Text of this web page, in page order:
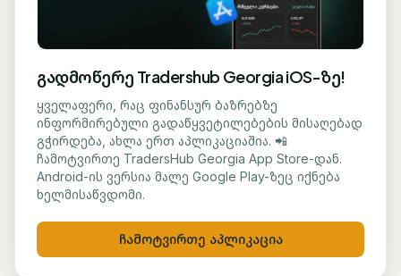
ᲡᲐᲤᲝᲜᲓᲝ
Samsung-ის აქციები
დაეცა - თანამშრომელთა
პროფკავშირი გაფიცვას
მაინც გეგმავს
ნუცა ტყეშელაშვილი 25 მაისი, 2026 წთ კითხვა
გადმოწერე Tradershub Georgia iOS-ზე!
ყველაფერი, რაც ფინანსურ ბაზრებზე
ინფორმირებული გადაწყვეტილებების მისაღებად
გჭირდება, ახლა ერთ აპლიკაციაშია. 📲
ჩამოტვირთე TradersHub Georgia App Store-დან.
Android-ის ვერსია მალე Google Play-ზეც იქნება
ხელმისაწვდომი.
ჩამოტვირთე აპლიკაცია